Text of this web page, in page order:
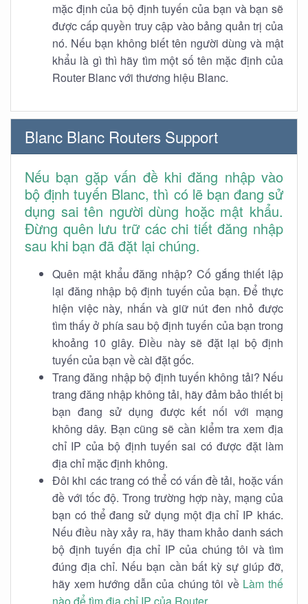
mặc định của bộ định tuyến của bạn và bạn sẽ
được cấp quyền truy cập vào bảng quản trị của
nó. Nếu bạn không biết tên người dùng và mật
khẩu là gì thì hãy tìm một số tên mặc định của
Router Blanc với thương hiệu Blanc.
Blanc Blanc Routers Support
Nếu bạn gặp vấn đề khi đăng nhập vào
bộ định tuyến Blanc, thì có lẽ bạn đang sử
dụng sai tên người dùng hoặc mật khẩu.
Đừng quên lưu trữ các chi tiết đăng nhập
sau khi bạn đã đặt lại chúng.
Quên mật khẩu đăng nhập? Cố gắng thiết lập
lại đăng nhập bộ định tuyến của bạn. Để thực
hiện việc này, nhấn và giữ nút đen nhỏ được
tìm thấy ở phía sau bộ định tuyến của bạn trong
khoảng 10 giây. Điều này sẽ đặt lại bộ định
tuyến của bạn về cài đặt gốc.
Trang đăng nhập bộ định tuyến không tải? Nếu
trang đăng nhập không tải, hãy đảm bảo thiết bị
bạn đang sử dụng được kết nối với mạng
không dây. Bạn cũng sẽ cần kiểm tra xem địa
chỉ IP của bộ định tuyến sai có được đặt làm
địa chỉ mặc định không.
Đôi khi các trang có thể có vấn đề tải, hoặc vấn
đề với tốc độ. Trong trường hợp này, mạng của
bạn có thể đang sử dụng một địa chỉ IP khác.
Nếu điều này xảy ra, hãy tham khảo danh sách
bộ định tuyến địa chỉ IP của chúng tôi và tìm
đúng địa chỉ. Nếu bạn cần bất kỳ sự giúp đỡ,
hãy xem hướng dẫn của chúng tôi về Làm thế